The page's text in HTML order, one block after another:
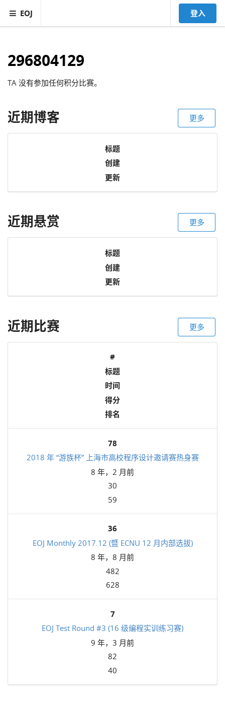
EOJ 登入
296804129
TA 没有参加任何积分比赛。
近期博客 更多
标题
创建
更新
近期悬赏 更多
标题
创建
更新
近期比赛 更多
#
标题
时间
得分
排名
78
2018 年 “游族杯” 上海市高校程序设计邀请赛热身赛
8 年，2 月前
30
59
36
EOJ Monthly 2017.12 (暨 ECNU 12 月内部选拔)
8 年，8 月前
482
628
7
EOJ Test Round #3 (16 级编程实训练习赛)
9 年，3 月前
82
40